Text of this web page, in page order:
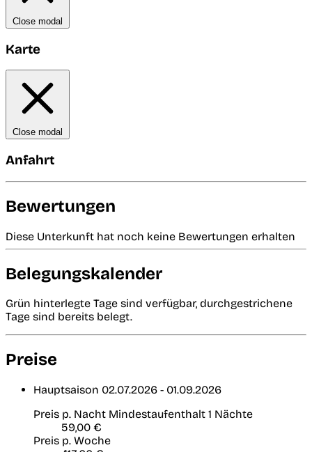
Close modal
Karte
Close modal
Anfahrt
Bewertungen
Diese Unterkunft hat noch keine Bewertungen erhalten
Belegungskalender
Grün hinterlegte Tage sind verfügbar, durchgestrichene
Tage sind bereits belegt.
Preise
Hauptsaison 02.07.2026 - 01.09.2026
Preis p. Nacht Mindestaufenthalt 1 Nächte
59,00 €
Preis p. Woche